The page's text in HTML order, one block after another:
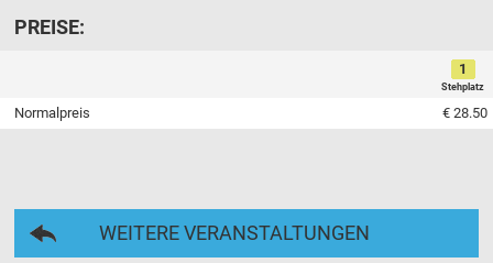
PREISE:
1
Stehplatz
Normalpreis € 28.50
WEITERE VERANSTALTUNGEN